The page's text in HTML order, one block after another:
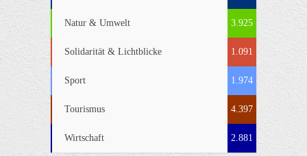
Natur & Umwelt 3.925
Solidarität & Lichtblicke 1.091
Sport 1.974
Tourismus 4.397
Wirtschaft 2.881